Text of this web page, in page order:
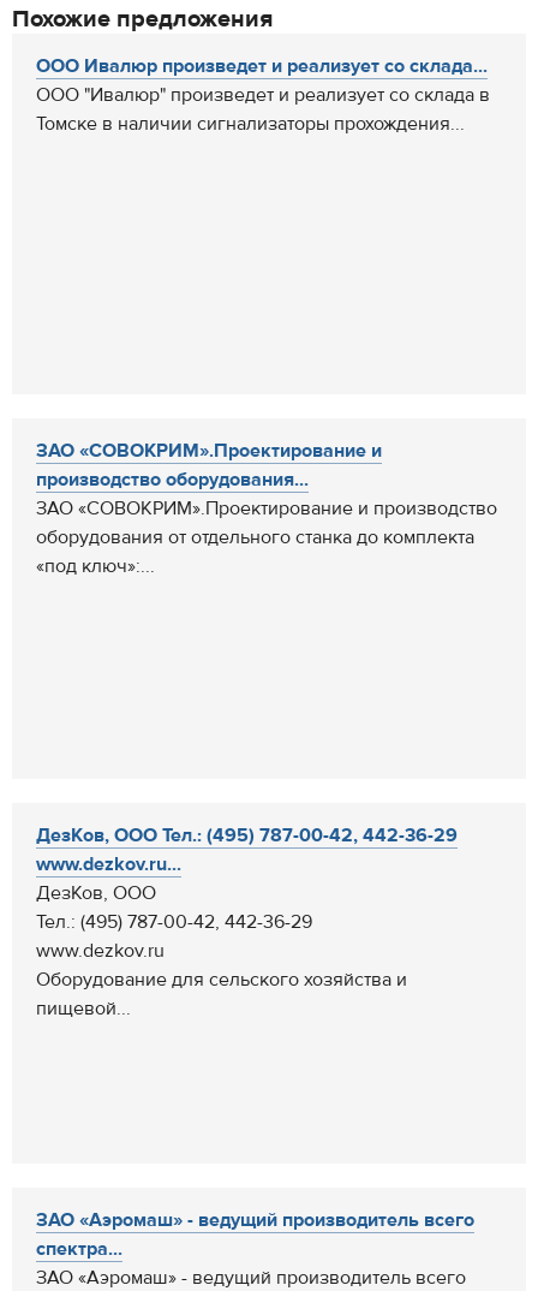
Похожие предложения
ООО Ивалюр произведет и реализует со склада...
ООО "Ивалюр" произведет и реализует со склада в
Томске в наличии сигнализаторы прохождения...
ЗАО «СОВОКРИМ».Проектирование и
производство оборудования...
ЗАО «СОВОКРИМ».Проектирование и производство
оборудования от отдельного станка до комплекта
«под ключ»:...
ДезКов, ООО Тел.: (495) 787-00-42, 442-36-29
www.dezkov.ru...
ДезКов, ООО
Тел.: (495) 787-00-42, 442-36-29
www.dezkov.ru
Оборудование для сельского хозяйства и
пищевой...
ЗАО «Аэромаш» - ведущий производитель всего
спектра...
ЗАО «Аэромаш» - ведущий производитель всего